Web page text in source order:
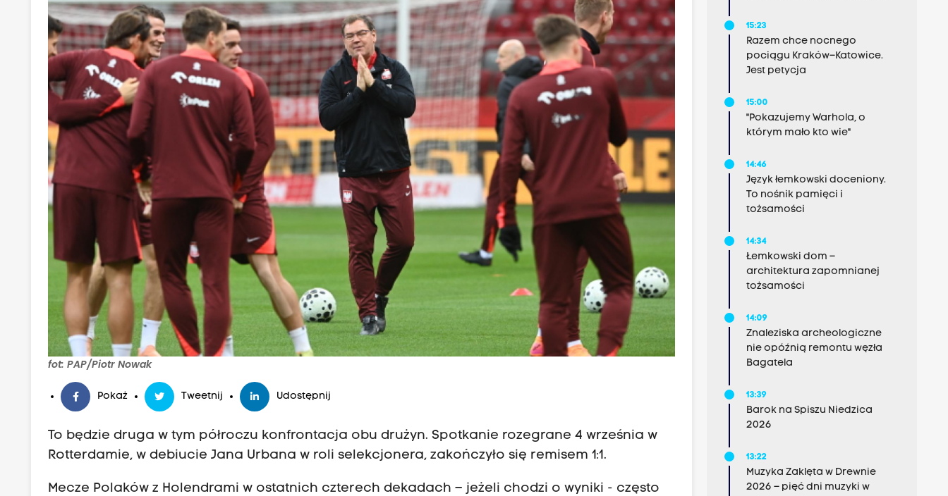
fot: PAP/Piotr Nowak
Pokaż Tweetnij Udostępnij
To będzie druga w tym półroczu konfrontacja obu drużyn. Spotkanie rozegrane 4 września w
Rotterdamie, w debiucie Jana Urbana w roli selekcjonera, zakończyło się remisem 1:1.
Mecze Polaków z Holendrami w ostatnich czterech dekadach – jeżeli chodzi o wyniki - często
15:23
Razem chce nocnego
pociągu Kraków–Katowice.
Jest petycja
15:00
"Pokazujemy Warhola, o
którym mało kto wie"
14:46
Język łemkowski doceniony.
To nośnik pamięci i
tożsamości
14:34
Łemkowski dom –
architektura zapomnianej
tożsamości
14:09
Znaleziska archeologiczne
nie opóźnią remontu węzła
Bagatela
13:39
Barok na Spiszu Niedzica
2026
13:22
Muzyka Zaklęta w Drewnie
2026 – pięć dni muzyki w